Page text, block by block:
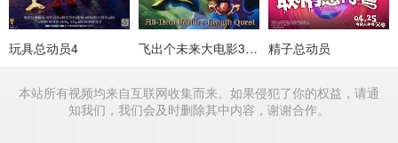
玩具总动员4 飞出个未来大电影3：班德的游戏 精子总动员
本站所有视频均来自互联网收集而来。如果侵犯了你的权益，请通
知我们，我们会及时删除其中内容，谢谢合作。